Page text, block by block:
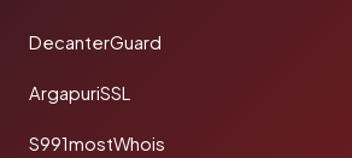
DecanterGuard
ArgapuriSSL
S991mostWhois